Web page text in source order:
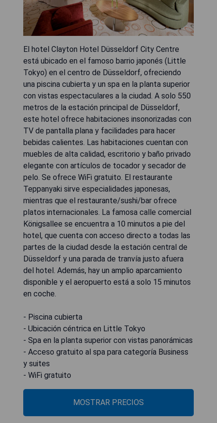
El hotel Clayton Hotel Düsseldorf City Centre
está ubicado en el famoso barrio japonés (Little
Tokyo) en el centro de Düsseldorf, ofreciendo
una piscina cubierta y un spa en la planta superior
con vistas espectaculares a la ciudad. A solo 550
metros de la estación principal de Düsseldorf,
este hotel ofrece habitaciones insonorizadas con
TV de pantalla plana y facilidades para hacer
bebidas calientes. Las habitaciones cuentan con
muebles de alta calidad, escritorio y baño privado
elegante con artículos de tocador y secador de
pelo. Se ofrece WiFi gratuito. El restaurante
Teppanyaki sirve especialidades japonesas,
mientras que el restaurante/sushi/bar ofrece
platos internacionales. La famosa calle comercial
Königsallee se encuentra a 10 minutos a pie del
hotel, que cuenta con acceso directo a todas las
partes de la ciudad desde la estación central de
Düsseldorf y una parada de tranvía justo afuera
del hotel. Además, hay un amplio aparcamiento
disponible y el aeropuerto está a solo 15 minutos
en coche.
- Piscina cubierta
- Ubicación céntrica en Little Tokyo
- Spa en la planta superior con vistas panorámicas
- Acceso gratuito al spa para categoría Business
y suites
- WiFi gratuito
MOSTRAR PRECIOS